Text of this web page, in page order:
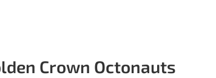
Crown Octonauts